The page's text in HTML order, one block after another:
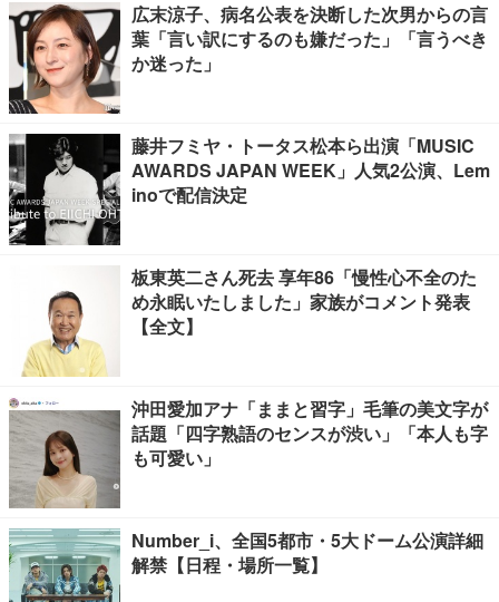
広末涼子、病名公表を決断した次男からの言
葉「言い訳にするのも嫌だった」「言うべき
か迷った」
藤井フミヤ・トータス松本ら出演「MUSIC
AWARDS JAPAN WEEK」人気2公演、Lem
inoで配信決定
板東英二さん死去 享年86「慢性心不全のた
め永眠いたしました」家族がコメント発表
【全文】
沖田愛加アナ「ままと習字」毛筆の美文字が
話題「四字熟語のセンスが渋い」「本人も字
も可愛い」
Number_i、全国5都市・5大ドーム公演詳細
解禁【日程・場所一覧】